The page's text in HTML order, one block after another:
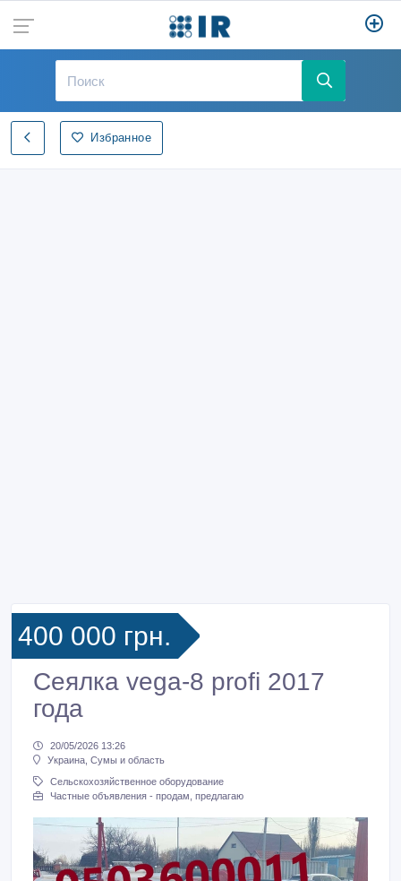
Избранное
400 000 грн.
Сеялка vega-8 profi 2017
года
20/05/2026 13:26
Украина, Сумы и область
Сельскохозяйственное оборудование
Частные объявления - продам, предлагаю